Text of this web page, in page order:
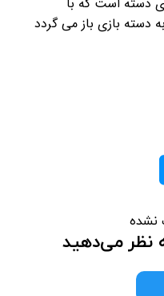
بازی باز می گردد
نشده
نظر می‌دهید